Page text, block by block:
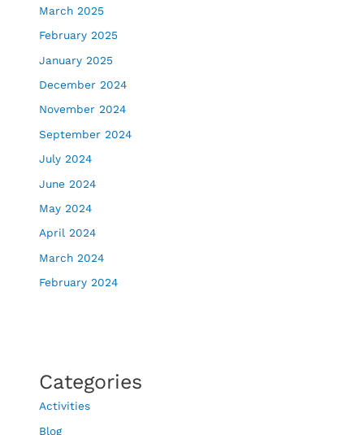
March 2025
February 2025
January 2025
December 2024
November 2024
September 2024
July 2024
June 2024
May 2024
April 2024
March 2024
February 2024
Categories
Activities
Blog